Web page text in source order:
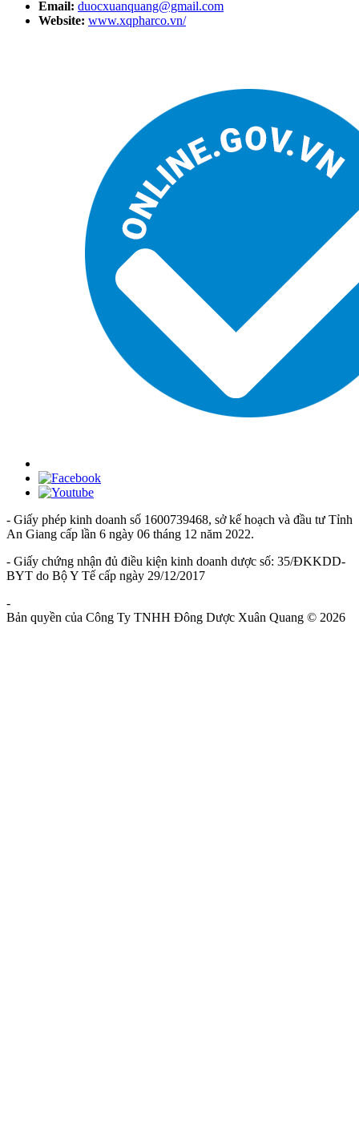
Email: duocxuanquang@gmail.com
Website: www.xqpharco.vn/
- Giấy phép kinh doanh số 1600739468, sở kế hoạch và đầu tư Tỉnh
An Giang cấp lần 6 ngày 06 tháng 12 năm 2022.
- Giấy chứng nhận đủ điều kiện kinh doanh dược số: 35/ĐKKDD-
BYT do Bộ Y Tế cấp ngày 29/12/2017
-
Bản quyền của Công Ty TNHH Đông Dược Xuân Quang © 2026